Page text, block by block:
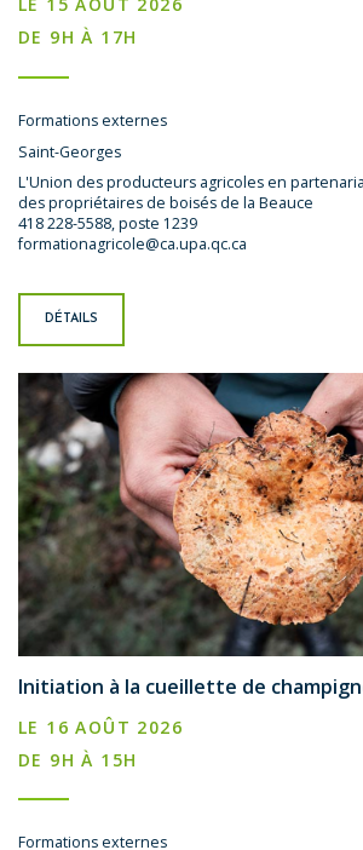
DE 9H À 17H
Formations externes
Saint-Georges
L'Union des producteurs agricoles en
des propriétaires de boisés de la Beauce
418 228-5588, poste 1239
formationagricole@ca.upa.qc.ca
DÉTAILS
Initiation à la cueillette de
LE 16 AOÛT 2026
DE 9H À 15H
Formations externes